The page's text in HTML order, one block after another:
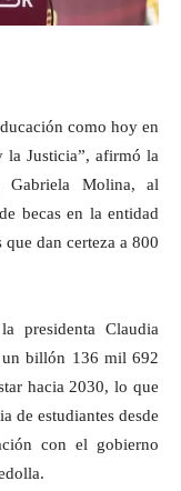
como hoy en
la Justicia”, afirmó la
Gabriela Molina, al
becas en la entidad
dan certeza a 800
presidenta Claudia
un billón 136 mil 692
hacia 2030, lo que
de estudiantes desde
con el gobierno